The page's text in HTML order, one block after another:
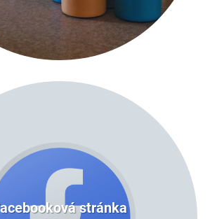
stránka